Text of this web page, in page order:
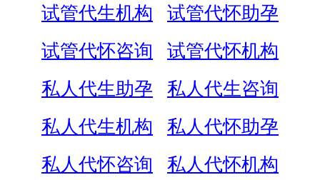
试管代生机构
试管代怀助孕
试管代怀咨询
试管代怀机构
私人代生助孕
私人代生咨询
私人代生机构
私人代怀助孕
私人代怀咨询
私人代怀机构